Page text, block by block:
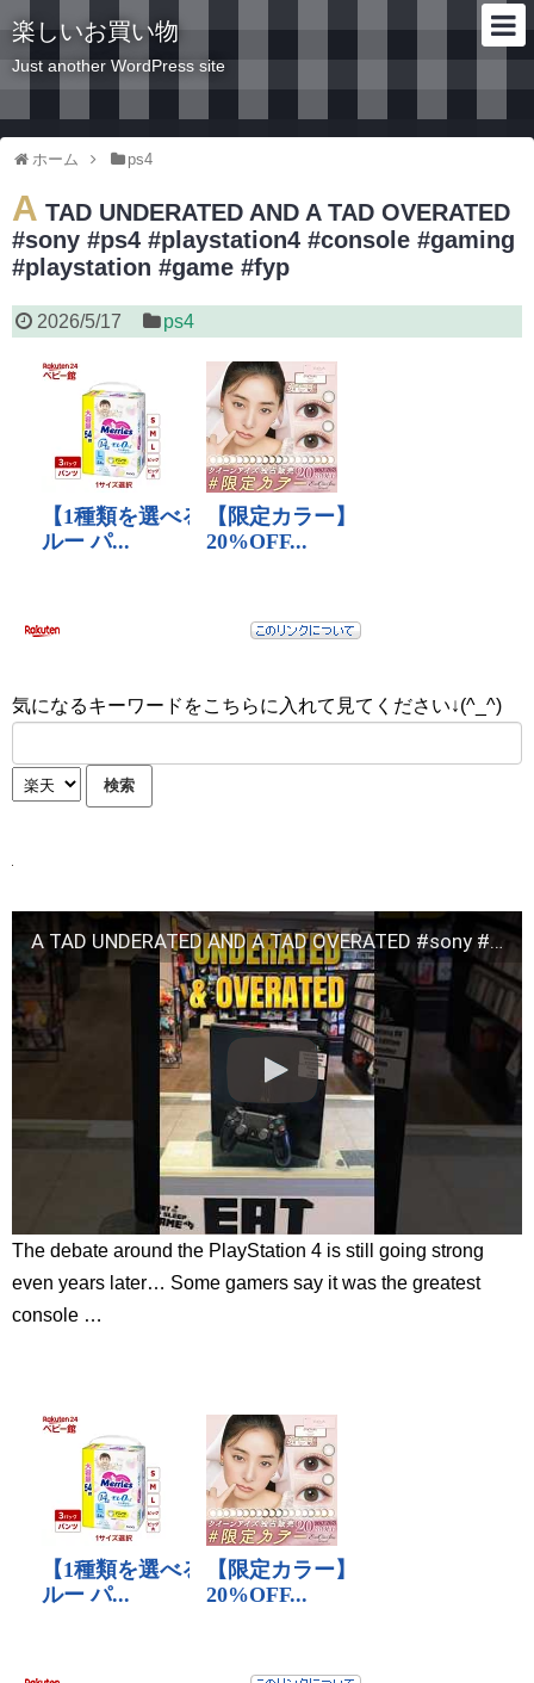
楽しいお買い物
Just another WordPress site
ホーム ps4
A TAD UNDERATED AND A TAD OVERATED
#sony #ps4 #playstation4 #console #gaming
#playstation #game #fyp
2026/5/17 ps4
気になるキーワードをこちらに入れて見てください↓(^_^)
A TAD UNDERATED AND A TAD OVERATED #sony #ps4 #playstation4 #console #gaming #playstation #game #fyp
The debate around the PlayStation 4 is still going strong
even years later… Some gamers say it was the greatest
console …